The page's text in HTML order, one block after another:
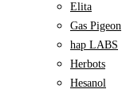
Elita
Gas Pigeon
hap LABS
Herbots
Hesanol